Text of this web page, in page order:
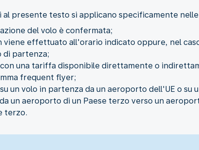
al presente testo si applicano specificamente
del volo è confermata;
viene effettuato all'orario indicato oppure, nel
di partenza;
con una tariffa disponibile direttamente o
frequent flyer;
un volo in partenza da un aeroporto dell'UE o
un aeroporto di un Paese terzo verso un
terzo.